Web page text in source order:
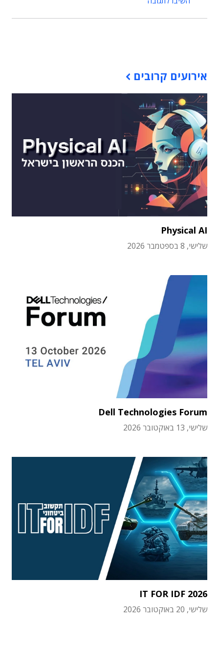
אירועים קרובים
Physical AI
שלישי, 8 בספטמבר 2026
Dell Technologies Forum
שלישי, 13 באוקטובר 2026
IT FOR IDF 2026
שלישי, 20 באוקטובר 2026